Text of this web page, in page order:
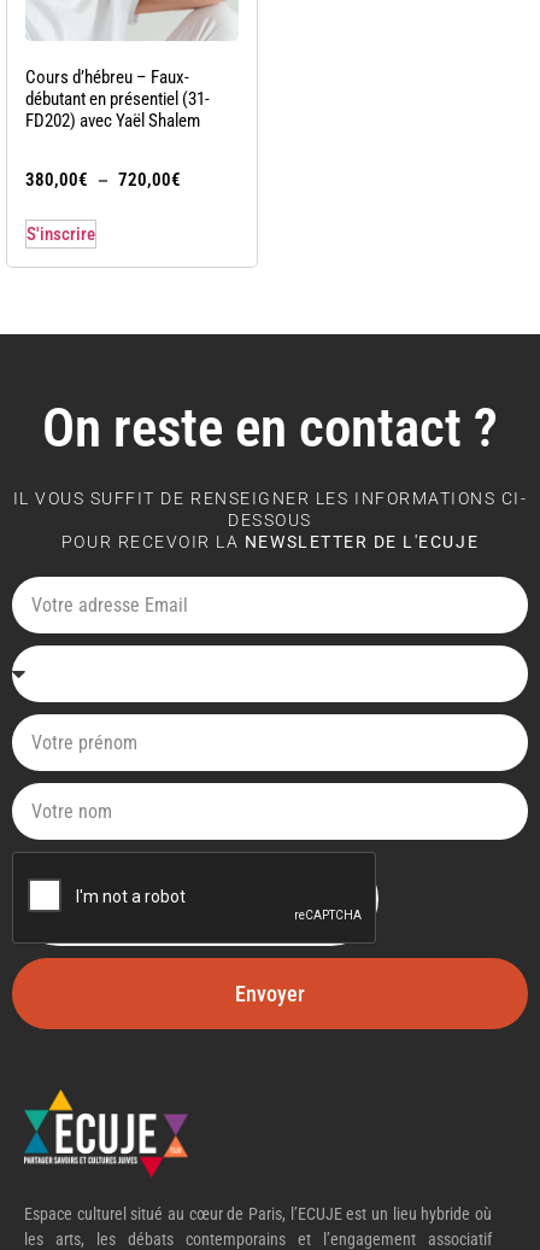
Cours d’hébreu – Faux-
débutant en présentiel (31-
FD202) avec Yaël Shalem
380,00€ – 720,00€
S'inscrire
On reste en contact ?
IL VOUS SUFFIT DE RENSEIGNER LES INFORMATIONS CI-
DESSOUS
POUR RECEVOIR LA NEWSLETTER DE L'ECUJE
Envoyer
Espace culturel situé au cœur de Paris, l’ECUJE est un lieu hybride où
les arts, les débats contemporains et l’engagement associatif